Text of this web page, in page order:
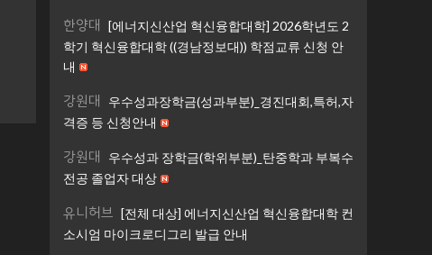
한양대
[에너지신산업 혁신융합대학] 2026학년도 2
학기 혁신융합대학 ((경남정보대)) 학점교류 신청 안
내
강원대
우수성과장학금(성과부분)_경진대회,특허,자
격증 등 신청안내
강원대
우수성과 장학금(학위부분)_탄중학과 부복수
전공 졸업자 대상
유니허브 [전체 대상] 에너지신산업 혁신융합대학 컨
소시엄 마이크로디그리 발급 안내